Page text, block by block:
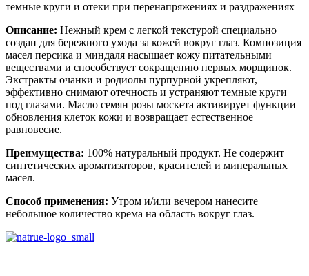
темные круги и отеки при перенапряжениях и раздражениях
Описание: Нежный крем с легкой текстурой специально
создан для бережного ухода за кожей вокруг глаз. Композиция
масел персика и миндаля насыщает кожу питательными
веществами и способствует сокращению первых морщинок.
Экстракты очанки и родиолы пурпурной укрепляют,
эффективно снимают отечность и устраняют темные круги
под глазами. Масло семян розы москета активирует функции
обновления клеток кожи и возвращает естественное
равновесие.
Преимущества: 100% натуральный продукт. Не содержит
синтетических ароматизаторов, красителей и минеральных
масел.
Способ применения: Утром и/или вечером нанесите
небольшое количество крема на область вокруг глаз.